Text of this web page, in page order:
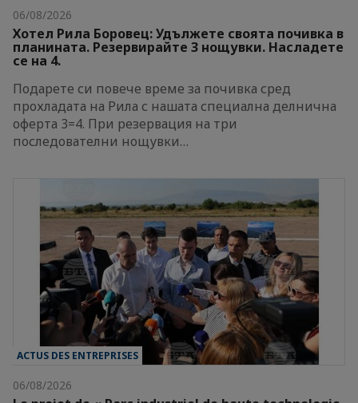
06/08/2026
Хотел Рила Боровец: Удължете своята почивка в
планината. Резервирайте 3 нощувки. Насладете
се на 4.
Подарете си повече време за почивка сред
прохладата на Рила с нашата специална делнична
оферта 3=4. При резервация на три
последователни нощувки…
ACTUS DES ENTREPRISES
06/08/2026